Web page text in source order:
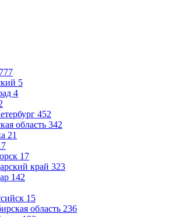
777
5
4
452
область 342
21
17
край 323
142
15
область 236